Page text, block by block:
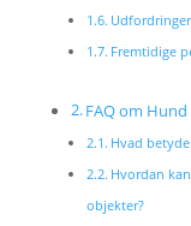
Fremtidige
FAQ om
Hvad
Hvordan
objekter?